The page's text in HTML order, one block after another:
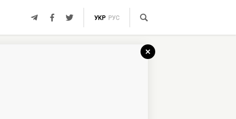
УКР РУС